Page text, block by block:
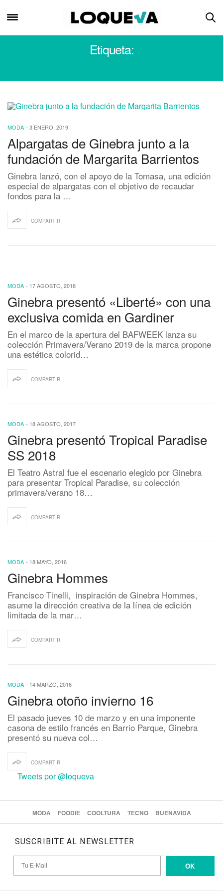
Etiqueta:
MODA - 3 ENERO, 2019
Alpargatas de Ginebra junto a la
fundación de Margarita Barrientos
Ginebra lanzó, con el apoyo de la Tomasa, una edición
especial de alpargatas con el objetivo de recaudar
fondos para la …
COMPARTIR
MODA - 17 AGOSTO, 2018
Ginebra presentó «Liberté» con una
exclusiva comida en Gardiner
En el marco de la apertura del BAFWEEK lanza su
colección Primavera/Verano 2019 de la marca propone
una estética colorid…
COMPARTIR
MODA - 18 AGOSTO, 2017
Ginebra presentó Tropical Paradise
SS 2018
El Teatro Astral fue el escenario elegido por Ginebra
para presentar Tropical Paradise, su colección
primavera/verano 18…
COMPARTIR
MODA - 18 MAYO, 2016
Ginebra Hommes
Francisco Tinelli, inspiración de Ginebra Hommes,
asume la dirección creativa de la línea de edición
limitada de la mar…
COMPARTIR
MODA - 14 MARZO, 2016
Ginebra otoño invierno 16
El pasado jueves 10 de marzo y en una imponente
casona de estilo francés en Barrio Parque, Ginebra
presentó su nueva col…
COMPARTIR
Tweets por @loqueva
MODA FOODIE COOLTURA TECNO BUENAVIDA
SUSCRIBITE AL NEWSLETTER
OK